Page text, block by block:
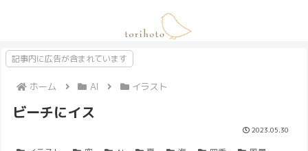
記事内に広告が含まれています
ホーム AI イラスト
ビーチにイス
2023.05.30